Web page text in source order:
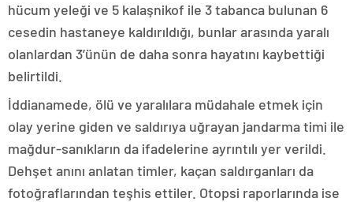
hücum yeleği ve 5 kalaşnikof ile 3 tabanca bulunan 6
cesedin hastaneye kaldırıldığı, bunlar arasında yaralı
olanlardan 3’ünün de daha sonra hayatını kaybettiği
belirtildi.
İddianamede, ölü ve yaralılara müdahale etmek için
olay yerine giden ve saldırıya uğrayan jandarma timi ile
mağdur-sanıkların da ifadelerine ayrıntılı yer verildi.
Dehşet anını anlatan timler, kaçan saldırganları da
fotoğraflarından teşhis ettiler. Otopsi raporlarında ise